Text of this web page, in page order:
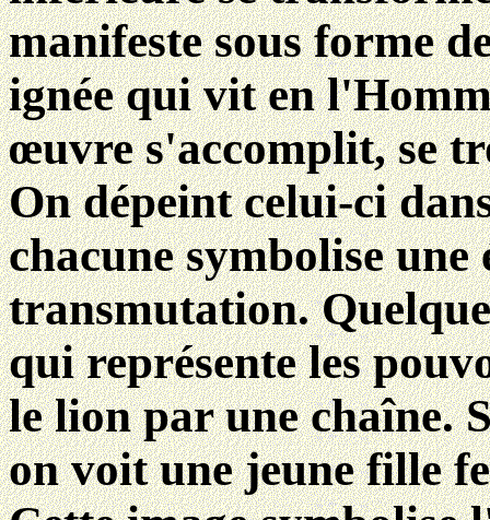
manifeste sous forme
ignée qui vit en
œuvre s'accomplit, se
On dépeint celui-ci
chacune symbolise une
transmutation.
qui représente les
le lion par une chaîne.
on voit une jeune fille